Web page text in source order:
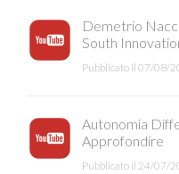
Demetrio
South
Pubblicato il 07/08/
Autonomia
Approfondire
Pubblicato il 24/07/